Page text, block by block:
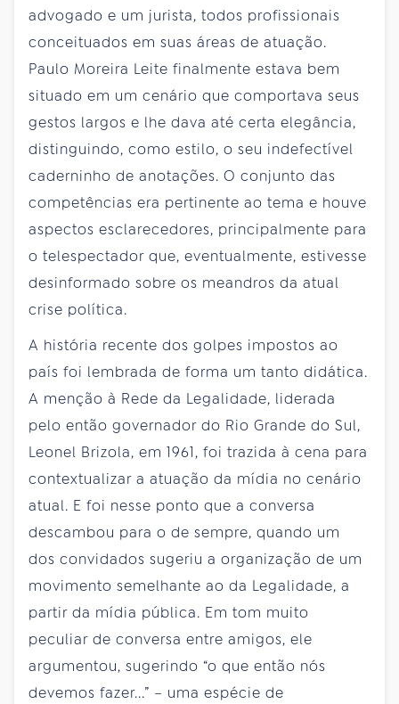
advogado e um jurista, todos profissionais
conceituados em suas áreas de atuação.
Paulo Moreira Leite finalmente estava bem
situado em um cenário que comportava seus
gestos largos e lhe dava até certa elegância,
distinguindo, como estilo, o seu indefectível
caderninho de anotações. O conjunto das
competências era pertinente ao tema e houve
aspectos esclarecedores, principalmente para
o telespectador que, eventualmente, estivesse
desinformado sobre os meandros da atual
crise política.
A história recente dos golpes impostos ao
país foi lembrada de forma um tanto didática.
A menção à Rede da Legalidade, liderada
pelo então governador do Rio Grande do Sul,
Leonel Brizola, em 1961, foi trazida à cena para
contextualizar a atuação da mídia no cenário
atual. E foi nesse ponto que a conversa
descambou para o de sempre, quando um
dos convidados sugeriu a organização de um
movimento semelhante ao da Legalidade, a
partir da mídia pública. Em tom muito
peculiar de conversa entre amigos, ele
argumentou, sugerindo “o que então nós
devemos fazer...” – uma espécie de